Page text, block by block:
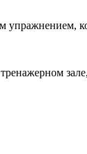
упражнением,